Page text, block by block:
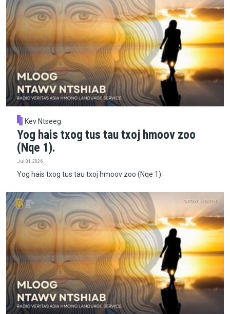
Kev Ntseeg
Yog hais txog tus tau txoj hmoov zoo
(Nqe 1).
Jul 01, 2026
Yog hais txog tus tau txoj hmoov zoo (Nqe 1).